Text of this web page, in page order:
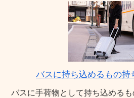
バスに持ち込めるもの持
バスに手荷物として持ち込める